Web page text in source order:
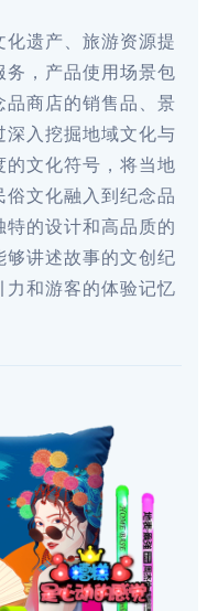
遗产、旅游资源提
务，产品使用场景包
品商店的销售品、景
深入挖掘地域文化与
的文化符号，将当地
俗文化融入到纪念品
特的设计和高品质的
够讲述故事的文创纪
力和游客的体验记忆